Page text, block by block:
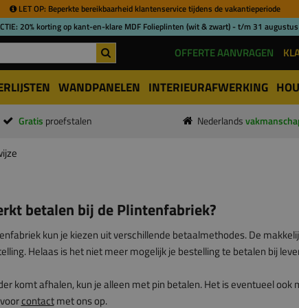
LET OP: Beperkte bereikbaarheid klantenservice tijdens de vakantieperiode
20% korting op kant-en-klare MDF Folieplinten (wit & zwart) - t/m 31
OFFERTE AANVRAGEN
WANDPANELEN INTERIEURAFWERKING
Gratis proefstalen Nederlands
betalen bij de Plintenfabriek?
kun je kiezen uit verschillende betaal­methodes. De
Helaas is het niet meer mogelijk je bestelling te betalen bij
komt afhalen, kun je alleen met pin betalen. Het is eventueel
contactmet ons op.